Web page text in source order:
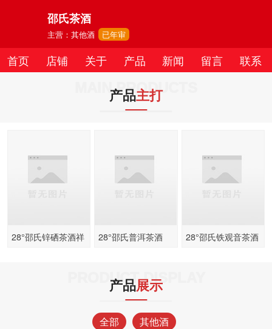
邵氏茶酒
主营：其他酒 已年审
首页 店铺 关于 产品 新闻 留言 联系
MAIN PRODUCTS
产品主打
28°邵氏锌硒茶酒祥
28°邵氏普洱茶酒
28°邵氏铁观音茶酒
PRODUCT DISPLAY
产品展示
全部 其他酒